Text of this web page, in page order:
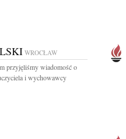
WROCŁAW
przyjęliśmy wiadomość o
i wychowawcy